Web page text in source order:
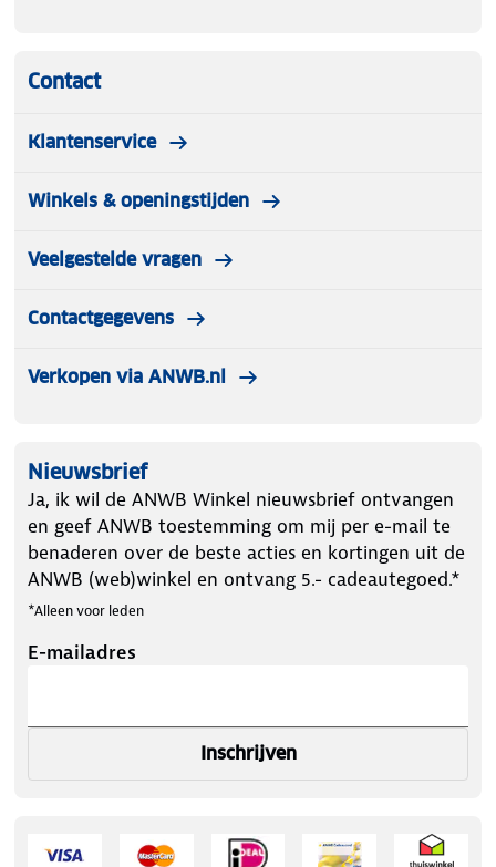
Contact
Klantenservice
Winkels & openingstijden
Veelgestelde vragen
Contactgegevens
Verkopen via ANWB.nl
Nieuwsbrief
Ja, ik wil de ANWB Winkel nieuwsbrief ontvangen
en geef ANWB toestemming om mij per e-mail te
benaderen over de beste acties en kortingen uit de
ANWB (web)winkel en ontvang 5.- cadeautegoed.*
*Alleen voor leden
E-mailadres
Inschrijven